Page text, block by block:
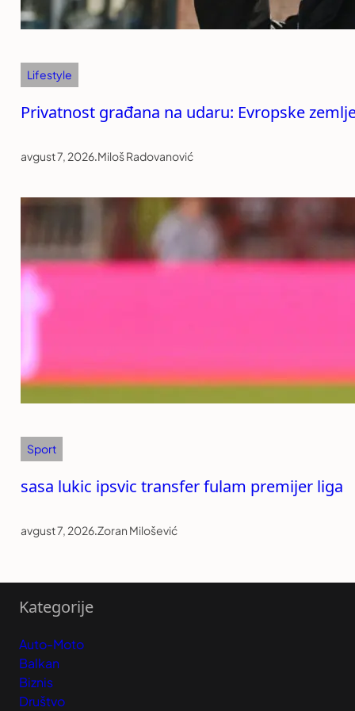
Lifestyle
Privatnost građana na udaru: Evropske
avgust 7, 2026.Miloš Radovanović
Sport
sasa lukic ipsvic transfer fulam premijer liga
avgust 7, 2026.Zoran Milošević
Kategorije
Auto-Moto
Balkan
Biznis
Društvo